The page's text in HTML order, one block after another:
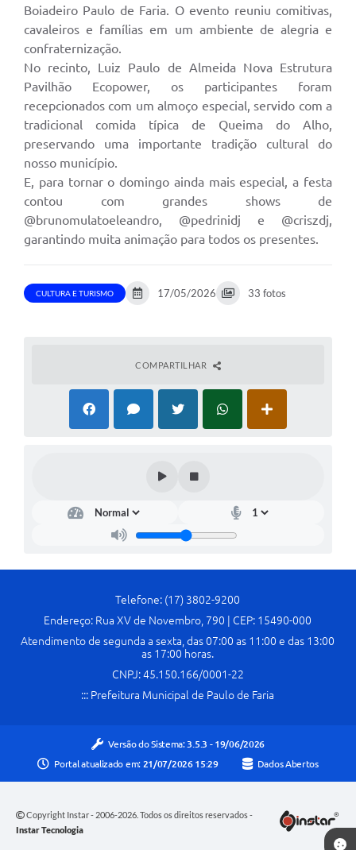
Objetivos de Desenvolvimento Sustentável (ODS) Paulo de
Faria
A Nossa Cidade
Fundo Social de Solidariedade
Gestão Atual
Departamentos
Contas Públicas
Legislação
Links
Boiadeiro Paulo de Faria. O evento reuniu comitivas,
cavaleiros e famílias em um ambiente de alegria e
confraternização.
No recinto, Luiz Paulo de Almeida Nova Estrutura
Pavilhão Ecopower, os participantes foram
recepcionados com um almoço especial, servido com a
tradicional comida típica de Queima do Alho,
preservando uma importante tradição cultural do
nosso município.
E, para tornar o domingo ainda mais especial, a festa
contou com grandes shows de
@brunomulatoeleandro, @pedrinidj e @criszdj,
garantindo muita animação para todos os presentes.
CULTURA E TURISMO 17/05/2026 33 fotos
COMPARTILHAR
Telefone: (17) 3802-9200
Endereço: Rua XV de Novembro, 790 | CEP: 15490-000
Atendimento de segunda a sexta, das 07:00 as 11:00 e das 13:00
as 17:00 horas.
CNPJ: 45.150.166/0001-22
::: Prefeitura Municipal de Paulo de Faria
Versão do Sistema: 3.5.3 - 19/06/2026
Portal atualizado em: 21/07/2026 15:29 Dados Abertos
Copyright Instar - 2006-2026. Todos os direitos reservados -
Instar Tecnologia